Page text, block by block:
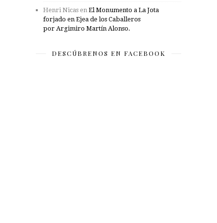
Henri Nicas en El Monumento a La Jota
forjado en Ejea de los Caballeros
por Argimiro Martín Alonso.
DESCÚBRENOS EN FACEBOOK